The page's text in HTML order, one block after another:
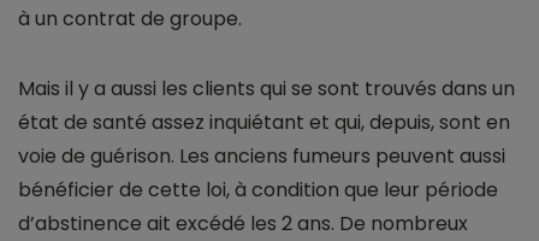
à un contrat de groupe.
Mais il y a aussi les clients qui se sont trouvés dans un
état de santé assez inquiétant et qui, depuis, sont en
voie de guérison. Les anciens fumeurs peuvent aussi
bénéficier de cette loi, à condition que leur période
d’abstinence ait excédé les 2 ans. De nombreux